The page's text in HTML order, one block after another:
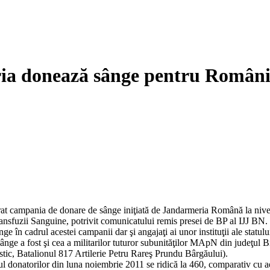
donează sânge pentru
de donare de sânge iniţiată de Jandarmeria Română la
Sanguine, potrivit comunicatului remis presei de BP al IJJ BN.
în cadrul acestei campanii dar şi angajaţi ai unor instituţii ale
a fost şi cea a militarilor tuturor subunităţilor MApN din judeţul
Batalionul 817 Artilerie Petru Rareş Prundu Bârgăului).
din luna noiembrie 2011 se ridică la 460, comparativ cu